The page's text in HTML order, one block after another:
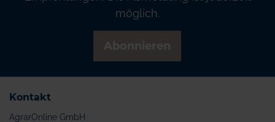
möglich.
Kontakt
AgrarOnline GmbH